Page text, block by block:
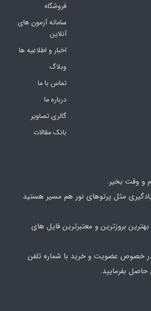
فروشگاه
سامانه آزمون های
آنلاین
اخبار و اطلاعیه ها
وبلاگ
تماس با ما
درباره ما
گالری تصاویر
بانک مقالات
و وقت بخیر.
مثل پرتوهای نور هم مسیر هستید
بروزترین و معتبرترین فایل های
خصوص عضویت و خرید با شماره تلفن